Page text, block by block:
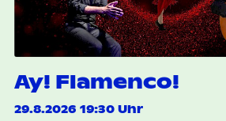
Ay! Flamenco!
29.8.2026 19:30 Uhr